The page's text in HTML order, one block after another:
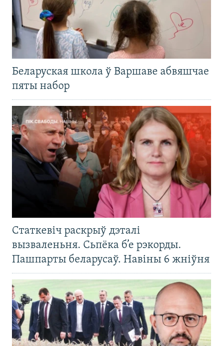
Беларуская школа ў Варшаве абвяшчае
пяты набор
Статкевіч раскрыў дэталі
вызваленьня. Сьпёка б’е рэкорды.
Пашпарты беларусаў. Навіны 6 жніўня